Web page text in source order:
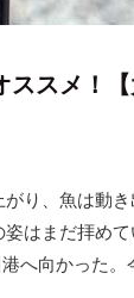
スメ！
り、魚は動
はまだ拝め
へ向かった。